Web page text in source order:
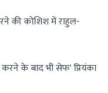
की कोशिश में राहुल-
करने के बाद भी सेफ' प्रियंका